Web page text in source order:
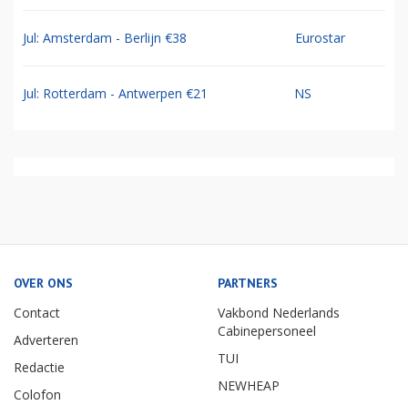
Jul: Amsterdam - Berlijn €38 Eurostar
Jul: Rotterdam - Antwerpen €21 NS
OVER ONS
Contact
Adverteren
Redactie
Colofon
PARTNERS
Vakbond Nederlands
Cabinepersoneel
TUI
NEWHEAP